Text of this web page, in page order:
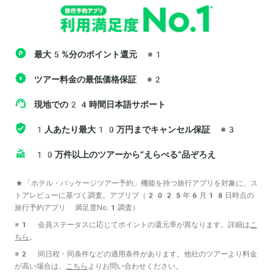
最大5%分のポイント還元 ※1
ツアー料金の最低価格保証 ※2
現地での24時間日本語サポート
1人あたり最大10万円までキャンセル保証 ※3
10万件以上のツアーから“えらべる”品ぞろえ
*「ホテル・パッケージツアー予約」機能を持つ旅行アプリを対象に、ス
トアレビューに基づく調査。アプリブ（2025年6月18日時点の
旅行予約アプリ 満足度No.1調査）
※1 会員ステータスに応じてポイントの還元率が異なります。詳細は こ
ちら 。
※2 同日程・同条件などの適用条件があります。他社のツアーより料金
が高い場合は、
こちら よりお問い合わせください。